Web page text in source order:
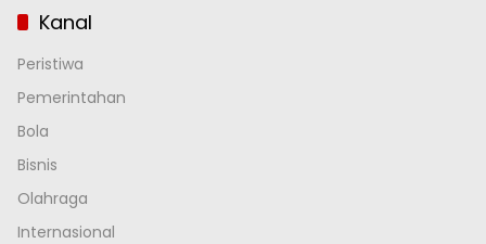
Kanal
Peristiwa
Pemerintahan
Bola
Bisnis
Olahraga
Internasional